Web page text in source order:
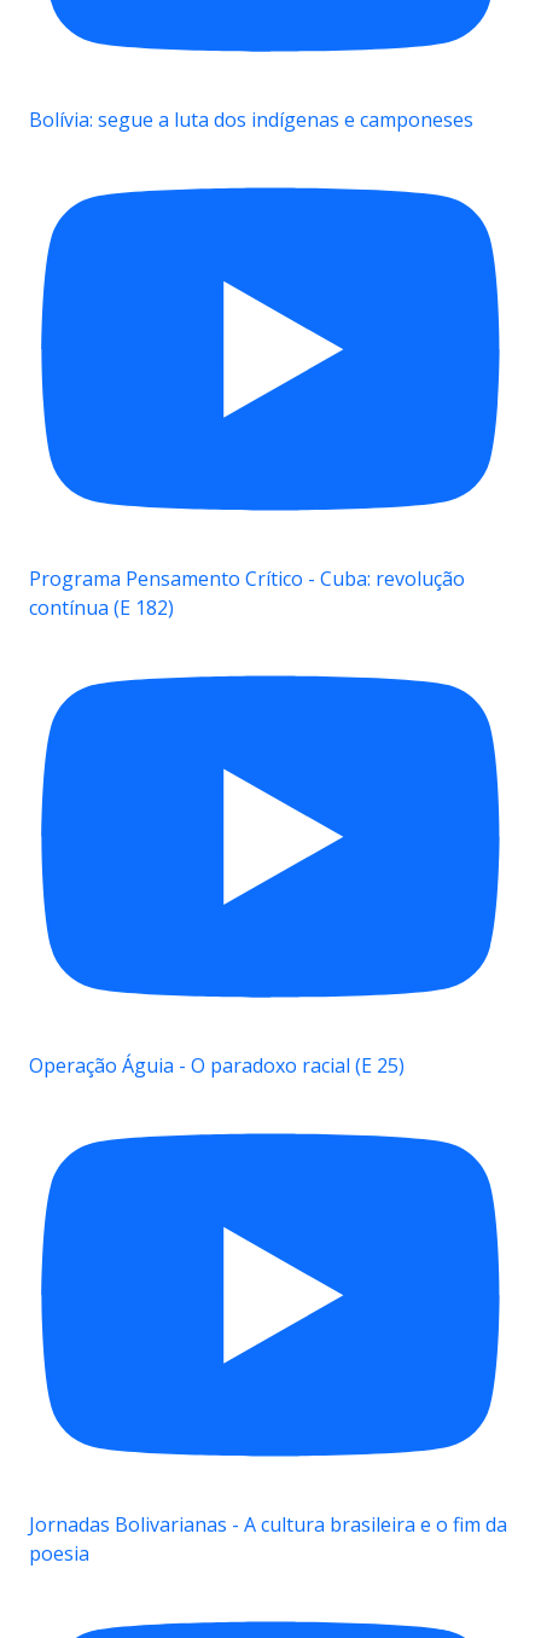
Bolívia: segue a luta dos indígenas e camponeses
Programa Pensamento Crítico - Cuba: revolução
contínua (E 182)
Operação Águia - O paradoxo racial (E 25)
Jornadas Bolivarianas - A cultura brasileira e o fim da
poesia